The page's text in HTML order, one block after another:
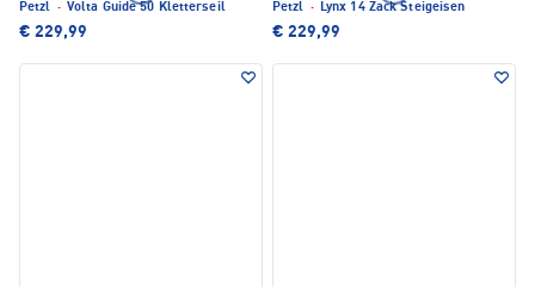
Petzl · Volta Guide 50 Kletterseil
€ 229,99
Petzl · Lynx 14 Zack Steigeisen
€ 229,99